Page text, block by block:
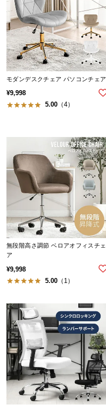
開
梱
設
置
サ
ー
ビ
に
つ
搬
入
路
に
い
て
品・
キ
ン
セ
ル
に
つ
い
て
保
モダンデスクチェア パソコンチェア
¥9,998
5.00 （4）
無段階高さ調節 ベロアオフィスチェ
ア
¥9,998
5.00 （1）